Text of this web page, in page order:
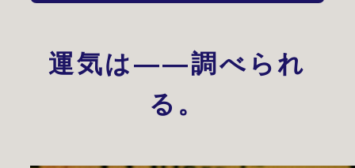
運気は——調べられ
る。